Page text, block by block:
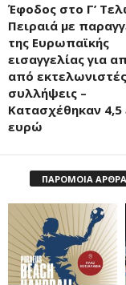
Έφοδος στο Γ’
Πειραιά με
της Ευρωπαϊκής
εισαγγελίας για
από
συλλήψεις –
Κατασχέθηκαν 4,5
ευρώ
ΠΑΡΟΜΟΙΑ ΑΡΘΡΑ